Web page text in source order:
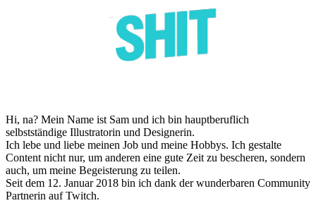
Hi, na? Mein Name ist Sam und ich bin hauptberuflich
selbstständige Illustratorin und Designerin.
Ich lebe und liebe meinen Job und meine Hobbys. Ich gestalte
Content nicht nur, um anderen eine gute Zeit zu bescheren, sondern
auch, um meine Begeisterung zu teilen.
Seit dem 12. Januar 2018 bin ich dank der wunderbaren Community
Partnerin auf Twitch.